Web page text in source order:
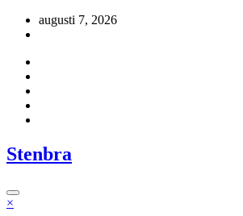
Hoppaaugusti 7, 2026
Stenbra
×